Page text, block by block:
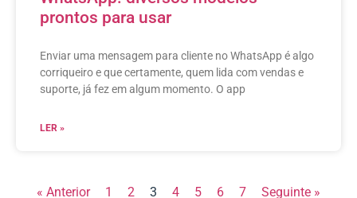
prontos para usar
Enviar uma mensagem para cliente no WhatsApp é algo
corriqueiro e que certamente, quem lida com vendas e
suporte, já fez em algum momento. O app
LER »
« Anterior 1 2 3 4 5 6 7 Seguinte »